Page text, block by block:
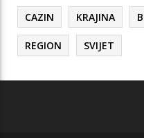
CAZIN KRAJINA
REGION SVIJET